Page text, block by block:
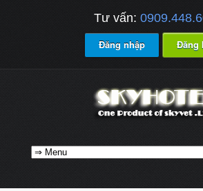
Tư vấn:
Đăng nhập Đăng